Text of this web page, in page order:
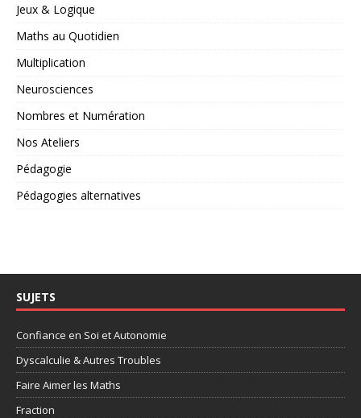
Jeux & Logique
Maths au Quotidien
Multiplication
Neurosciences
Nombres et Numération
Nos Ateliers
Pédagogie
Pédagogies alternatives
SUJETS
Confiance en Soi et Autonomie
Dyscalculie & Autres Troubles
Faire Aimer les Maths
Fraction